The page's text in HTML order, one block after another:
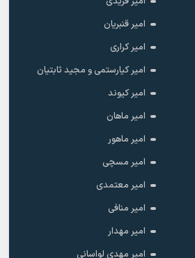
امیر قنبریان
امیر کراری
امیر کیارستمی و مجید ثابتیان
امیر کیوند
امیر ماهان
امیر ماهور
امیر مسچی
امیر معتمدی
امیر منافی
امیر مهدار
امیر مهدی لواسانی